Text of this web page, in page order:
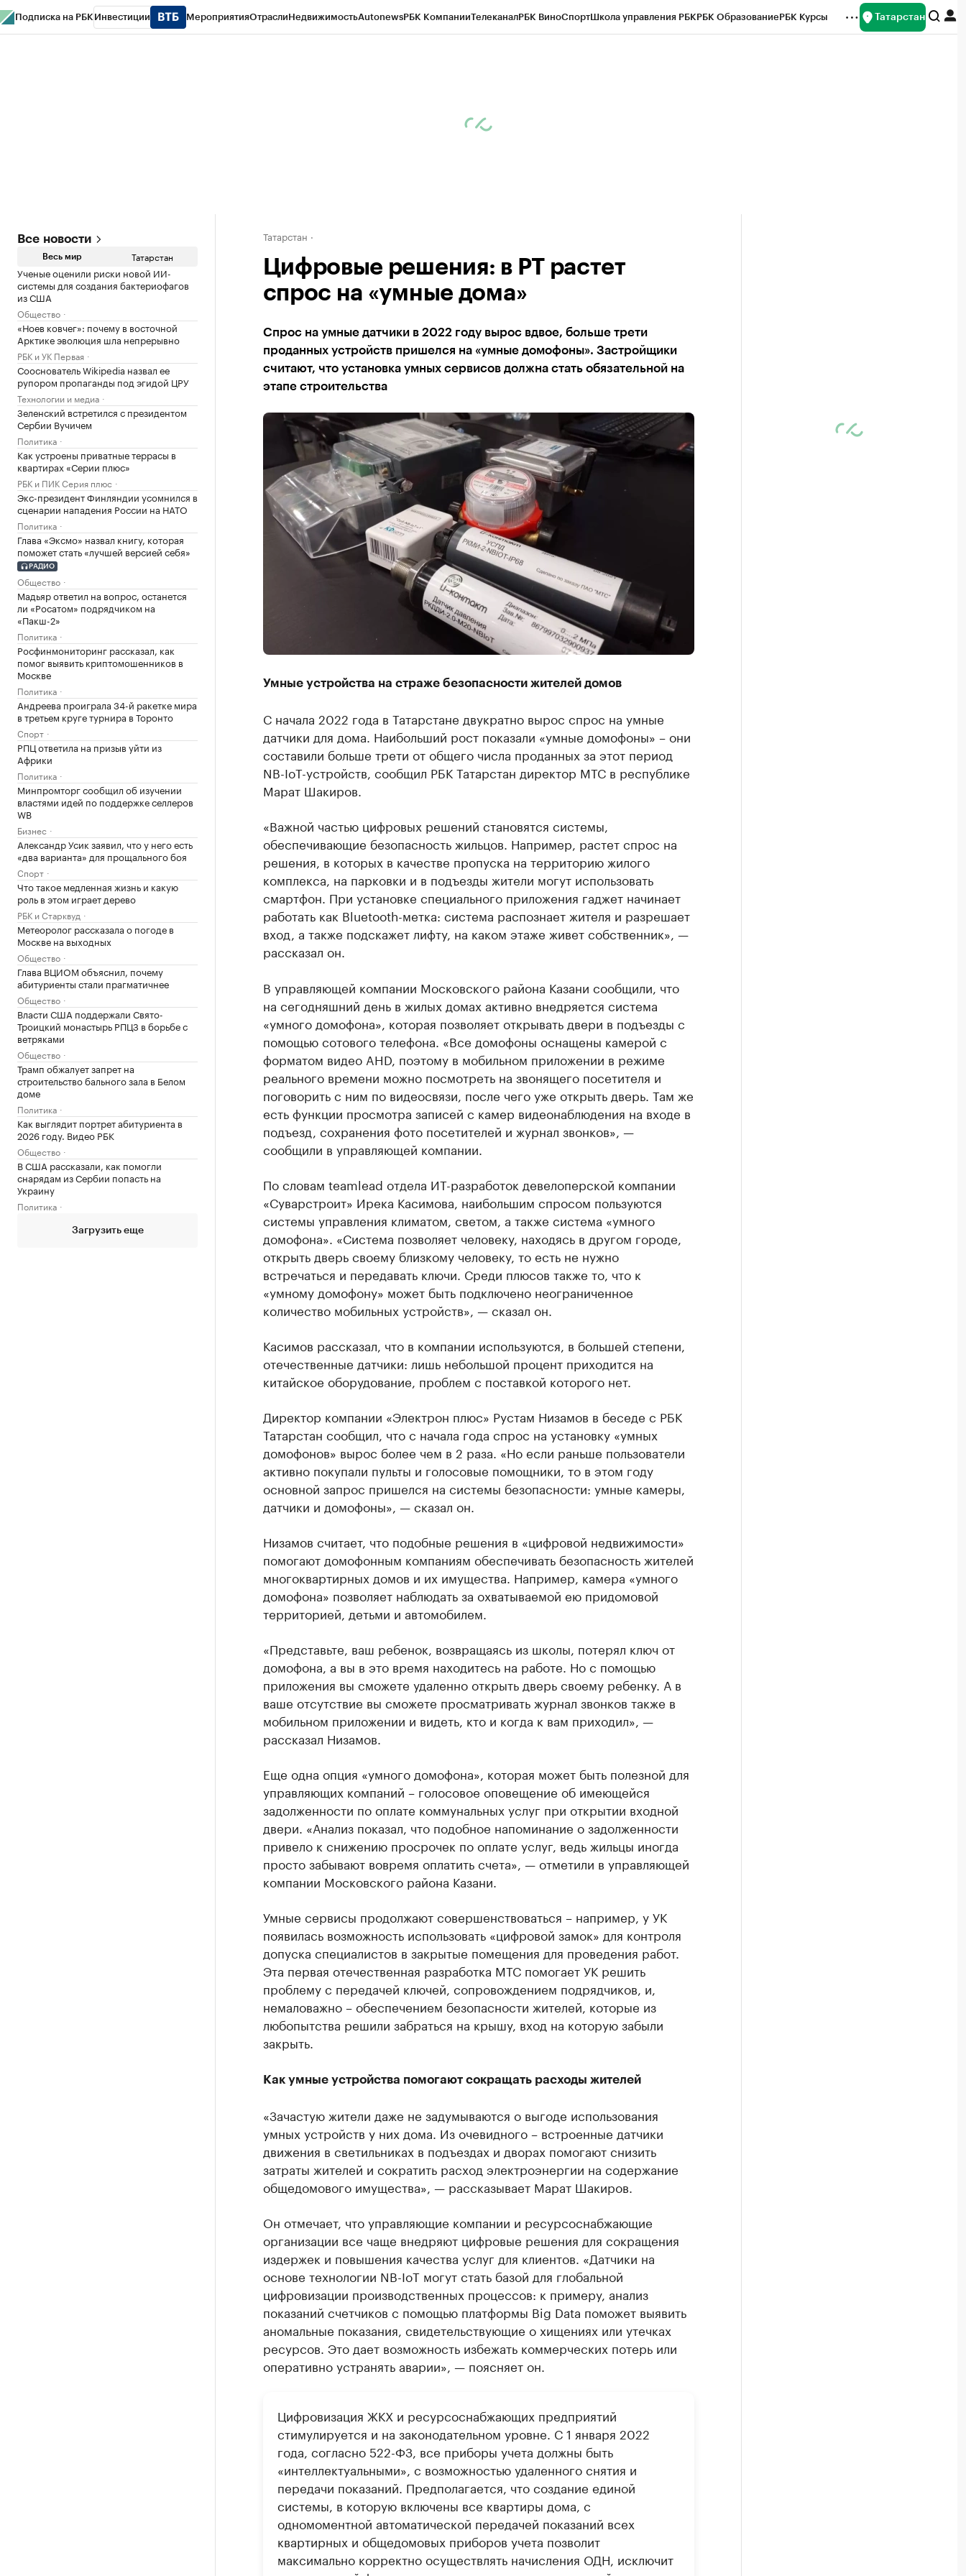
Подписка на РБК Инвестиции МероприятияОтраслиНедвижимостьAutonewsРБК КомпанииТелеканалРБК ВиноСпортШкола управления РБКРБК ОбразованиеРБК Курсы Татарстан
Все новости
Весь мир Татарстан
Ученые оценили риски новой ИИ-
системы для создания бактериофагов
из США
Общество
«Ноев ковчег»: почему в восточной
Арктике эволюция шла непрерывно
РБК и УК Первая
Сооснователь Wikipedia назвал ее
рупором пропаганды под эгидой ЦРУ
Технологии и медиа
Зеленский встретился с президентом
Сербии Вучичем
Политика
Как устроены приватные террасы в
квартирах «Серии плюс»
РБК и ПИК Серия плюс
Экс-президент Финляндии усомнился в
сценарии нападения России на НАТО
Политика
Глава «Эксмо» назвал книгу, которая
поможет стать «лучшей версией себя»
РАДИО
Общество
Мадьяр ответил на вопрос, останется
ли «Росатом» подрядчиком на
«Пакш-2»
Политика
Росфинмониторинг рассказал, как
помог выявить криптомошенников в
Москве
Политика
Андреева проиграла 34-й ракетке мира
в третьем круге турнира в Торонто
Спорт
РПЦ ответила на призыв уйти из
Африки
Политика
Минпромторг сообщил об изучении
властями идей по поддержке селлеров
WB
Бизнес
Александр Усик заявил, что у него есть
«два варианта» для прощального боя
Спорт
Что такое медленная жизнь и какую
роль в этом играет дерево
РБК и Старквуд
Метеоролог рассказала о погоде в
Москве на выходных
Общество
Глава ВЦИОМ объяснил, почему
абитуриенты стали прагматичнее
Общество
Власти США поддержали Свято-
Троицкий монастырь РПЦЗ в борьбе с
ветряками
Общество
Трамп обжалует запрет на
строительство бального зала в Белом
доме
Политика
Как выглядит портрет абитуриента в
2026 году. Видео РБК
Общество
В США рассказали, как помогли
снарядам из Сербии попасть на
Украину
Политика
Загрузить еще
Татарстан
Цифровые решения: в РТ растет
спрос на «умные дома»
Спрос на умные датчики в 2022 году вырос вдвое, больше трети
проданных устройств пришелся на «умные домофоны». Застройщики
считают, что установка умных сервисов должна стать обязательной на
этапе строительства
Умные устройства на страже безопасности жителей домов
С начала 2022 года в Татарстане двукратно вырос спрос на умные
датчики для дома. Наибольший рост показали «умные домофоны» – они
составили больше трети от общего числа проданных за этот период
NB-IoT-устройств, сообщил РБК Татарстан директор МТС в республике
Марат Шакиров.
«Важной частью цифровых решений становятся системы,
обеспечивающие безопасность жильцов. Например, растет спрос на
решения, в которых в качестве пропуска на территорию жилого
комплекса, на парковки и в подъезды жители могут использовать
смартфон. При установке специального приложения гаджет начинает
работать как Bluetooth-метка: система распознает жителя и разрешает
вход, а также подскажет лифту, на каком этаже живет собственник», —
рассказал он.
В управляющей компании Московского района Казани сообщили, что
на сегодняшний день в жилых домах активно внедряется система
«умного домофона», которая позволяет открывать двери в подъезды с
помощью сотового телефона. «Все домофоны оснащены камерой с
форматом видео AHD, поэтому в мобильном приложении в режиме
реального времени можно посмотреть на звонящего посетителя и
поговорить с ним по видеосвязи, после чего уже открыть дверь. Там же
есть функции просмотра записей с камер видеонаблюдения на входе в
подъезд, сохранения фото посетителей и журнал звонков», —
сообщили в управляющей компании.
По словам teamlead отдела ИТ-разработок девелоперской компании
«Суварстроит» Ирека Касимова, наибольшим спросом пользуются
системы управления климатом, светом, а также система «умного
домофона». «Система позволяет человеку, находясь в другом городе,
открыть дверь своему близкому человеку, то есть не нужно
встречаться и передавать ключи. Среди плюсов также то, что к
«умному домофону» может быть подключено неограниченное
количество мобильных устройств», — сказал он.
Касимов рассказал, что в компании используются, в большей степени,
отечественные датчики: лишь небольшой процент приходится на
китайское оборудование, проблем с поставкой которого нет.
Директор компании «Электрон плюс» Рустам Низамов в беседе с РБК
Татарстан сообщил, что с начала года спрос на установку «умных
домофонов» вырос более чем в 2 раза. «Но если раньше пользователи
активно покупали пульты и голосовые помощники, то в этом году
основной запрос пришелся на системы безопасности: умные камеры,
датчики и домофоны», — сказал он.
Низамов считает, что подобные решения в «цифровой недвижимости»
помогают домофонным компаниям обеспечивать безопасность жителей
многоквартирных домов и их имущества. Например, камера «умного
домофона» позволяет наблюдать за охватываемой ею придомовой
территорией, детьми и автомобилем.
«Представьте, ваш ребенок, возвращаясь из школы, потерял ключ от
домофона, а вы в это время находитесь на работе. Но с помощью
приложения вы сможете удаленно открыть дверь своему ребенку. А в
ваше отсутствие вы сможете просматривать журнал звонков также в
мобильном приложении и видеть, кто и когда к вам приходил», —
рассказал Низамов.
Еще одна опция «умного домофона», которая может быть полезной для
управляющих компаний – голосовое оповещение об имеющейся
задолженности по оплате коммунальных услуг при открытии входной
двери. «Анализ показал, что подобное напоминание о задолженности
привело к снижению просрочек по оплате услуг, ведь жильцы иногда
просто забывают вовремя оплатить счета», — отметили в управляющей
компании Московского района Казани.
Умные сервисы продолжают совершенствоваться – например, у УК
появилась возможность использовать «цифровой замок» для контроля
допуска специалистов в закрытые помещения для проведения работ.
Эта первая отечественная разработка МТС помогает УК решить
проблему с передачей ключей, сопровождением подрядчиков, и,
немаловажно – обеспечением безопасности жителей, которые из
любопытства решили забраться на крышу, вход на которую забыли
закрыть.
Как умные устройства помогают сокращать расходы жителей
«Зачастую жители даже не задумываются о выгоде использования
умных устройств у них дома. Из очевидного – встроенные датчики
движения в светильниках в подъездах и дворах помогают снизить
затраты жителей и сократить расход электроэнергии на содержание
общедомового имущества», — рассказывает Марат Шакиров.
Он отмечает, что управляющие компании и ресурсоснабжающие
организации все чаще внедряют цифровые решения для сокращения
издержек и повышения качества услуг для клиентов. «Датчики на
основе технологии NB-IoT могут стать базой для глобальной
цифровизации производственных процессов: к примеру, анализ
показаний счетчиков с помощью платформы Big Data поможет выявить
аномальные показания, свидетельствующие о хищениях или утечках
ресурсов. Это дает возможность избежать коммерческих потерь или
оперативно устранять аварии», — поясняет он.
Цифровизация ЖКХ и ресурсоснабжающих предприятий
стимулируется и на законодательном уровне. С 1 января 2022
года, согласно 522-ФЗ, все приборы учета должны быть
«интеллектуальными», с возможностью удаленного снятия и
передачи показаний. Предполагается, что создание единой
системы, в которую включены все квартиры дома, с
одномоментной автоматической передачей показаний всех
квартирных и общедомовых приборов учета позволит
максимально корректно осуществлять начисления ОДН, исключит